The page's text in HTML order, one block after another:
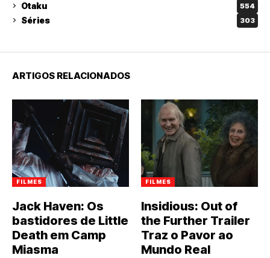
Otaku 554
Séries 303
ARTIGOS RELACIONADOS
FILMES
Jack Haven: Os
bastidores de Little
Death em Camp
Miasma
FILMES
Insidious: Out of
the Further Trailer
Traz o Pavor ao
Mundo Real